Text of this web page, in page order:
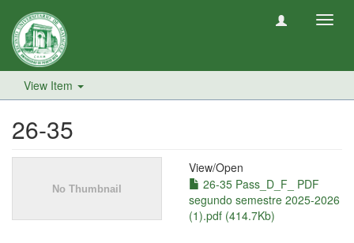
View Item
26-35
View/Open
26-35 Pass_D_F_ PDF
segundo semestre 2025-2026
(1).pdf (414.7Kb)